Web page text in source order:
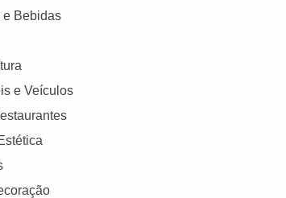
e Bebidas
e Veículos